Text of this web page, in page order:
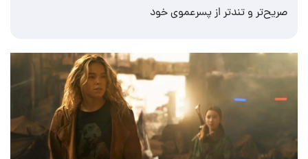
صریح‌تر و تندتر از پسرعموی خود